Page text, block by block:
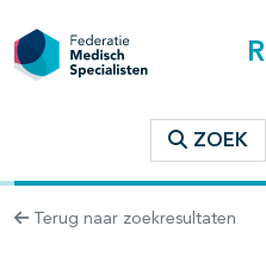
ZOEK
Terug naar zoekresultaten